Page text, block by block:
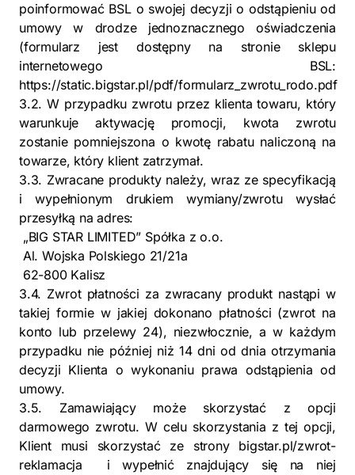
poinformować BSL o swojej decyzji o odstąpieniu od
umowy w drodze jednoznacznego oświadczenia
(formularz jest dostępny na stronie sklepu
internetowego BSL:
https://static.bigstar.pl/pdf/formularz_zwrotu_rodo.pdf
3.2. W przypadku zwrotu przez klienta towaru, który
warunkuje aktywację promocji, kwota zwrotu
zostanie pomniejszona o kwotę rabatu naliczoną na
towarze, który klient zatrzymał.
3.3. Zwracane produkty należy, wraz ze specyfikacją
i wypełnionym drukiem wymiany/zwrotu wysłać
przesyłką na adres:
„BIG STAR LIMITED” Spółka z o.o.
Al. Wojska Polskiego 21/21a
62-800 Kalisz
3.4. Zwrot płatności za zwracany produkt nastąpi w
takiej formie w jakiej dokonano płatności (zwrot na
konto lub przelewy 24), niezwłocznie, a w każdym
przypadku nie później niż 14 dni od dnia otrzymania
decyzji Klienta o wykonaniu prawa odstąpienia od
umowy.
3.5. Zamawiający może skorzystać z opcji
darmowego zwrotu. W celu skorzystania z tej opcji,
Klient musi skorzystać ze strony bigstar.pl/zwrot-
reklamacja i wypełnić znajdujący się na niej